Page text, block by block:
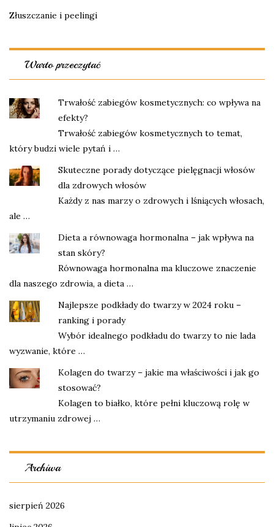
Złuszczanie i peelingi
Warto przeczytać
Trwałość zabiegów kosmetycznych: co wpływa na
efekty?
Trwałość zabiegów kosmetycznych to temat,
który budzi wiele pytań i …
Skuteczne porady dotyczące pielęgnacji włosów
dla zdrowych włosów
Każdy z nas marzy o zdrowych i lśniących włosach,
ale …
Dieta a równowaga hormonalna – jak wpływa na
stan skóry?
Równowaga hormonalna ma kluczowe znaczenie
dla naszego zdrowia, a dieta …
Najlepsze podkłady do twarzy w 2024 roku –
ranking i porady
Wybór idealnego podkładu do twarzy to nie lada
wyzwanie, które …
Kolagen do twarzy – jakie ma właściwości i jak go
stosować?
Kolagen to białko, które pełni kluczową rolę w
utrzymaniu zdrowej …
Archiwa
sierpień 2026